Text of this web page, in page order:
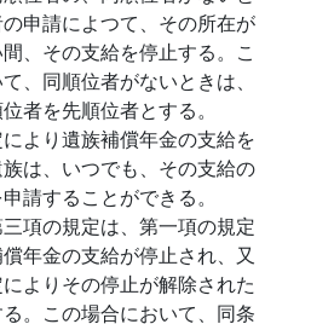
申請によつて、その所在が
、その支給を停止する。こ
、同順位者がないときは、
者を先順位者とする。
より遺族補償年金の支給を
は、いつでも、その支給の
請することができる。
項の規定は、第一項の規定
年金の支給が停止され、又
よりその停止が解除された
。この場合において、同条